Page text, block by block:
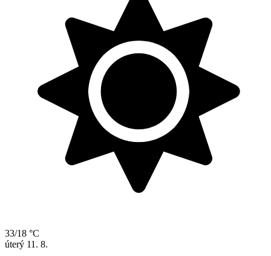
33/18 °C
úterý 11. 8.